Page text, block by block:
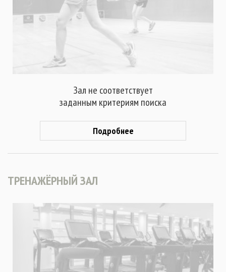
Зал не соответствует
заданным критериям поиска
Подробнее
ТРЕНАЖЁРНЫЙ ЗАЛ